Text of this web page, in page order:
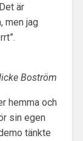
är
men jag
Boström
hemma och
sin egen
tänkte